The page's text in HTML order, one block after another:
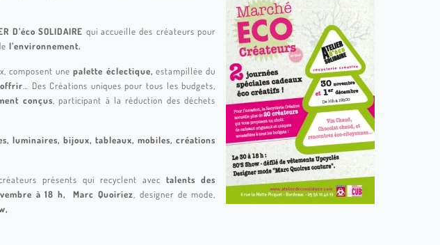
D’éco SOLIDAIRE qui accueille des créateurs pour
l’environnement.
composent unepalette éclectique, estampillée du
… Des Créations uniques pour tous les budgets,
conçus , participant à la réduction des déchets
luminaires, bijoux, tableaux, mobiles, créations
présents qui recyclent avectalents des
à 18 h, Marc Quoiriez
, designer de mode,